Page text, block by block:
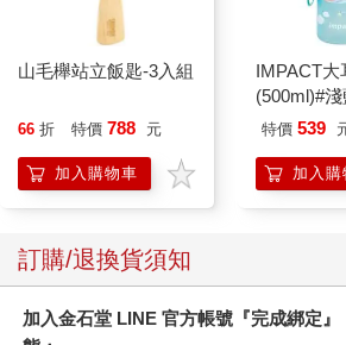
山毛櫸站立飯匙-3入組
66 折 特價 788 元
加入購物車
IMPACT大
(500ml)#
特價 539
加入購
訂購/退換貨須知
加入金石堂 LINE 官方帳號『完成綁定